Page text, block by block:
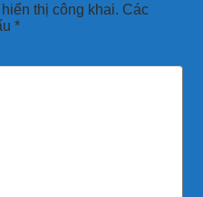
thị công khai. Các
*